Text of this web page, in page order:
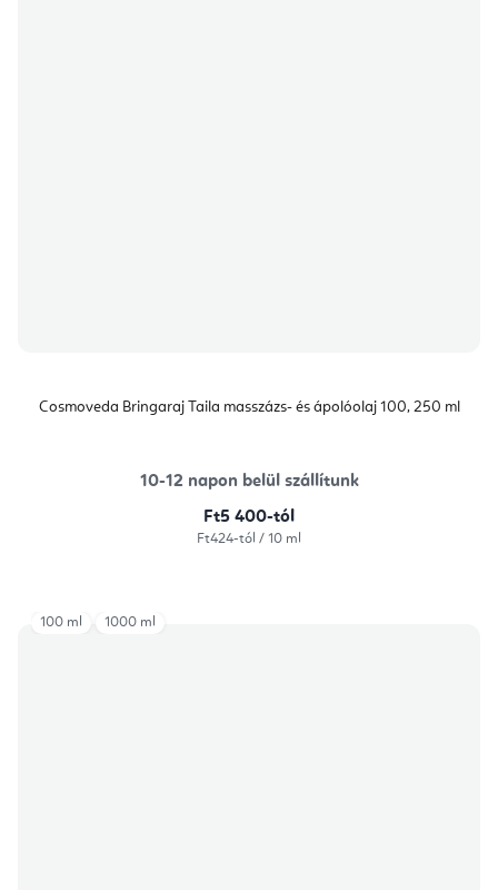
Cosmoveda Bringaraj Taila masszázs- és ápolóolaj 100, 250 ml
10-12 napon belül szállítunk
Ft5 400-tól
Egységár:
Ft424-tól / 10 ml
100 ml 1000 ml